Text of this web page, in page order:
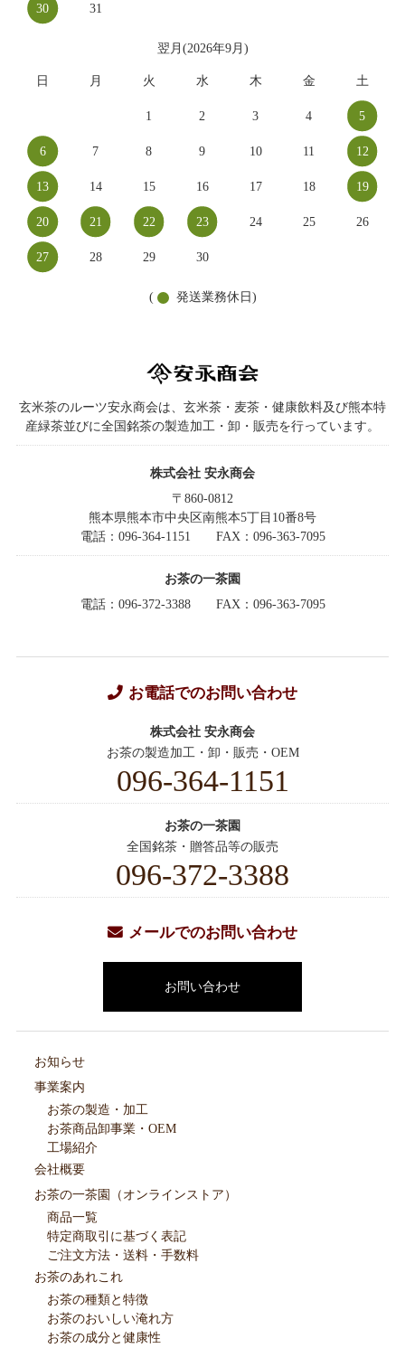
30 31
翌月(2026年9月)
日 月 火 水 木 金 土
1 2 3 4 5
6 7 8 9 10 11 12
13 14 15 16 17 18 19
20 21 22 23 24 25 26
27 28 29 30
( 発送業務休日)
玄米茶のルーツ安永商会は、玄米茶・麦茶・健康飲料及び熊本特
産緑茶並びに全国銘茶の製造加工・卸・販売を行っています。
株式会社 安永商会
〒860-0812
熊本県熊本市中央区南熊本5丁目10番8号
電話：096-364-1151
FAX：096-363-7095
お茶の一茶園
電話：096-372-3388
FAX：096-363-7095
お電話でのお問い合わせ
株式会社 安永商会
お茶の製造加工・卸・販売・OEM
096-364-1151
お茶の一茶園
全国銘茶・贈答品等の販売
096-372-3388
メールでのお問い合わせ
お問い合わせ
お知らせ
事業案内
お茶の製造・加工
お茶商品卸事業・OEM
工場紹介
会社概要
お茶の一茶園（オンラインストア）
商品一覧
特定商取引に基づく表記
ご注文方法・送料・手数料
お茶のあれこれ
お茶の種類と特徴
お茶のおいしい淹れ方
お茶の成分と健康性